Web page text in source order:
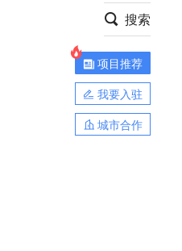
搜索
项目推荐
我要入驻
城市合作